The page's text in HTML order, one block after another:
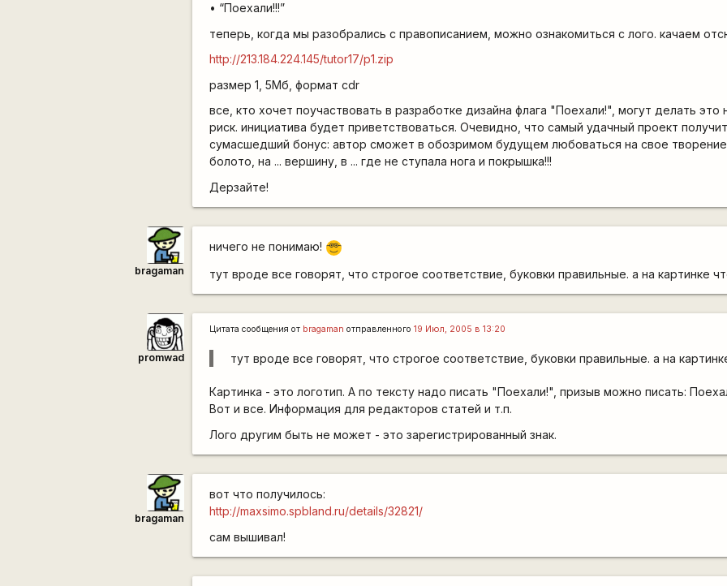
• “Поехали!!!”
теперь, когда мы разобрались с правописанием, можно ознакомиться с лого. качаем
http://213.184.224.145/tutor17/p1.zip
размер 1, 5Мб, формат cdr
все, кто хочет поучаствовать в разработке дизайна флага "Поехали!", могут делать это
риск. инициатива будет приветствоваться. Очевидно, что самый удачный проект
сумасшедший бонус: автор сможет в обозримом будущем любоваться на свое
болото, на ... вершину, в ... где не ступала нога и покрышка!!!
Дерзайте!
bragaman
ничего не понимаю! 8\
тут вроде все говорят, что строгое соответствие, буковки правильные. а на картинке
promwad
Цитата сообщения от bragaman отправленного19 Июл, 2005 в 13:20
тут вроде все говорят, что строгое соответствие, буковки правильные. а на
Картинка - это логотип. А по тексту надо писать "Поехали!", призыв можно писать:
Вот и все. Информация для редакторов статей и т.п.
Лого другим быть не может - это зарегистрированный знак.
bragaman
вот что получилось:
http://maxsimo.spbland.ru/details/32821/
сам вышивал!